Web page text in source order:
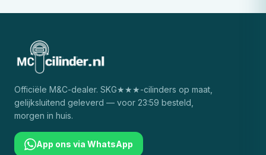
Officiële M&C-dealer. SKG★★★-cilinders op maat,
gelijksluitend geleverd — voor 23:59 besteld,
morgen in huis.
App ons via WhatsApp